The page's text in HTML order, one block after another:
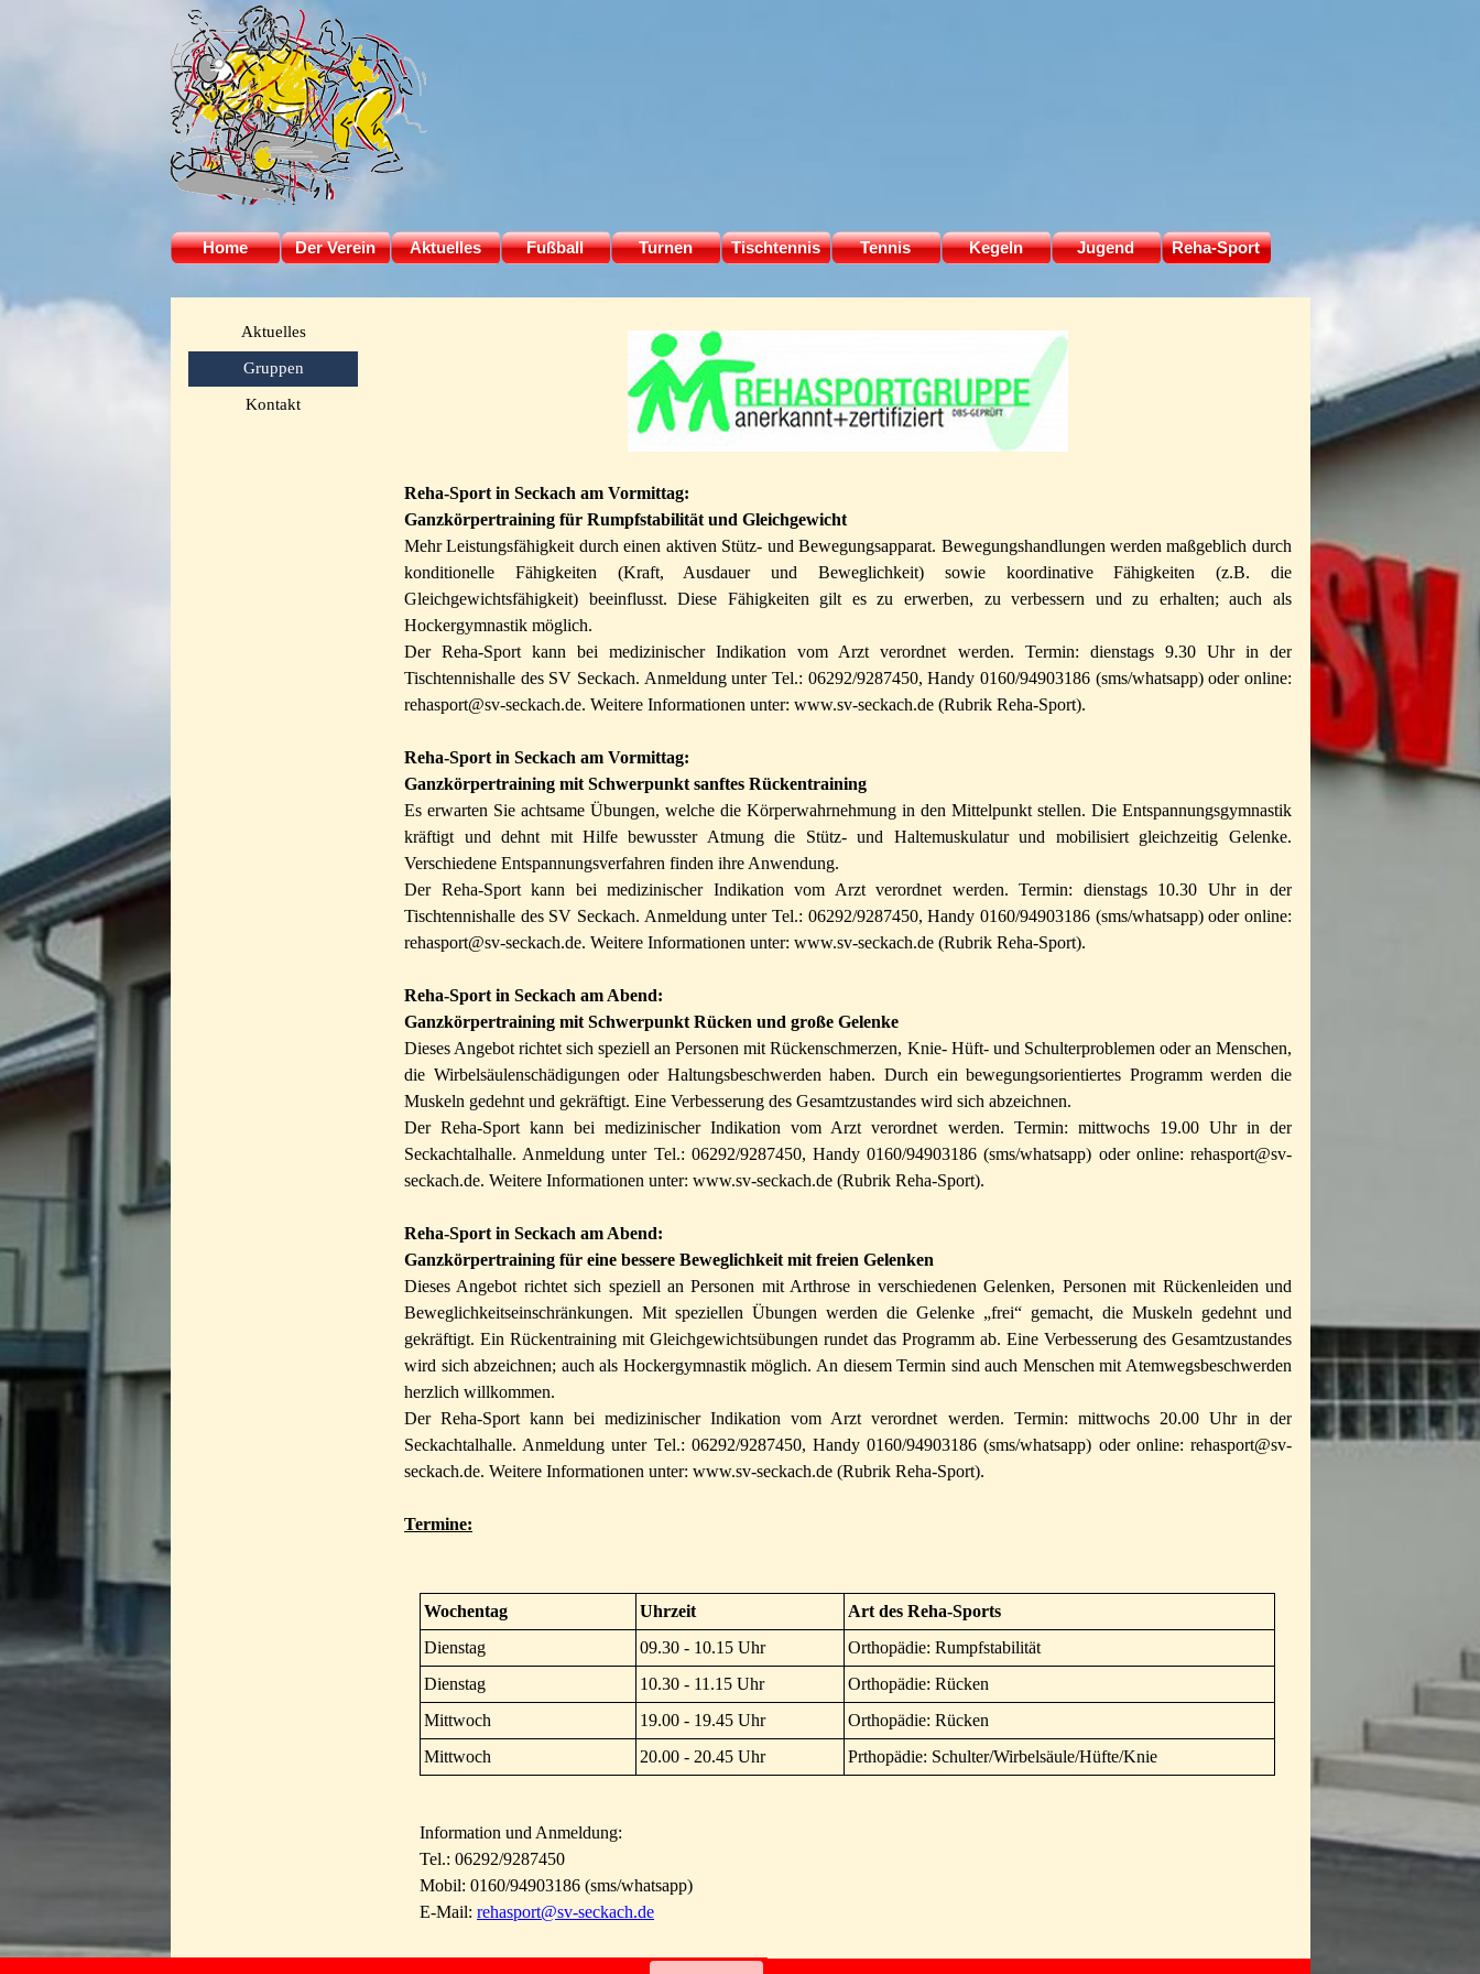
Menü überspringen
Home Der Verein ▼
Aktuelles ▼
Fußball ▼
Turnen ▼
Tischtennis ▼
Tennis ▼
Kegeln ▼
Jugend ▼
Reha-Sport
Aktuelles
Gruppen
Kontakt
Reha-Sport in Seckach am Vormittag:
Ganzkörpertraining für Rumpfstabilität und Gleichgewicht
Mehr Leistungsfähigkeit durch einen aktiven Stütz- und Bewegungsapparat. Bewegungshandlungen werden maßgeblich durch
konditionelle Fähigkeiten (Kraft, Ausdauer und Beweglichkeit) sowie koordinative Fähigkeiten (z.B. die
Gleichgewichtsfähigkeit) beeinflusst. Diese Fähigkeiten gilt es zu erwerben, zu verbessern und zu erhalten; auch als
Hockergymnastik möglich.
Der Reha-Sport kann bei medizinischer Indikation vom Arzt verordnet werden. Termin: dienstags 9.30 Uhr in der
Tischtennishalle des SV Seckach. Anmeldung unter Tel.: 06292/9287450, Handy 0160/94903186 (sms/whatsapp) oder online:
rehasport@sv-seckach.de. Weitere Informationen unter: www.sv-seckach.de (Rubrik Reha-Sport).
Reha-Sport in Seckach am Vormittag:
Ganzkörpertraining mit Schwerpunkt sanftes Rückentraining
Es erwarten Sie achtsame Übungen, welche die Körperwahrnehmung in den Mittelpunkt stellen. Die Entspannungsgymnastik
kräftigt und dehnt mit Hilfe bewusster Atmung die Stütz- und Haltemuskulatur und mobilisiert gleichzeitig Gelenke.
Verschiedene Entspannungsverfahren finden ihre Anwendung.
Der Reha-Sport kann bei medizinischer Indikation vom Arzt verordnet werden. Termin: dienstags 10.30 Uhr in der
Tischtennishalle des SV Seckach. Anmeldung unter Tel.: 06292/9287450, Handy 0160/94903186 (sms/whatsapp) oder online:
rehasport@sv-seckach.de. Weitere Informationen unter: www.sv-seckach.de (Rubrik Reha-Sport).
Reha-Sport in Seckach am Abend:
Ganzkörpertraining mit Schwerpunkt Rücken und große Gelenke
Dieses Angebot richtet sich speziell an Personen mit Rückenschmerzen, Knie- Hüft- und Schulterproblemen oder an Menschen,
die Wirbelsäulenschädigungen oder Haltungsbeschwerden haben. Durch ein bewegungsorientiertes Programm werden die
Muskeln gedehnt und gekräftigt. Eine Verbesserung des Gesamtzustandes wird sich abzeichnen.
Der Reha-Sport kann bei medizinischer Indikation vom Arzt verordnet werden. Termin: mittwochs 19.00 Uhr in der
Seckachtalhalle. Anmeldung unter Tel.: 06292/9287450, Handy 0160/94903186 (sms/whatsapp) oder online: rehasport@sv-
seckach.de. Weitere Informationen unter: www.sv-seckach.de (Rubrik Reha-Sport).
Reha-Sport in Seckach am Abend:
Ganzkörpertrainingfür eine bessere Beweglichkeit mit freien Gelenken
Dieses Angebot richtet sich speziell an Personen mit Arthrose in verschiedenen Gelenken, Personen mit Rückenleiden und
Beweglichkeitseinschränkungen. Mit speziellen Übungen werden die Gelenke „frei“ gemacht, die Muskeln gedehnt und
gekräftigt. Ein Rückentraining mit Gleichgewichtsübungen rundet das Programm ab. Eine Verbesserung des Gesamtzustandes
wird sich abzeichnen; auch als Hockergymnastik möglich. An diesem Termin sind auch Menschen mit Atemwegsbeschwerden
herzlich willkommen.
Der Reha-Sport kann bei medizinischer Indikation vom Arzt verordnet werden. Termin: mittwochs 20.00 Uhr in der
Seckachtalhalle. Anmeldung unter Tel.: 06292/9287450, Handy 0160/94903186 (sms/whatsapp) oder online: rehasport@sv-
seckach.de. Weitere Informationen unter: www.sv-seckach.de (Rubrik Reha-Sport).
Termine:
Wochentag Uhrzeit
Art des Reha-Sports
Dienstag
09.30 - 10.15 Uhr
Orthopädie: Rumpfstabilität
Dienstag
10.30 - 11.15 Uhr
Orthopädie: Rücken
Mittwoch
19.00 - 19.45 Uhr
Orthopädie: Rücken
Mittwoch
20.00 - 20.45 Uhr Prthopädie: Schulter/Wirbelsäule/Hüfte/Knie
Information und Anmeldung:
Tel.: 06292/9287450
Mobil: 0160/94903186 (sms/whatsapp)
E-Mail:rehasport@sv-seckach.de